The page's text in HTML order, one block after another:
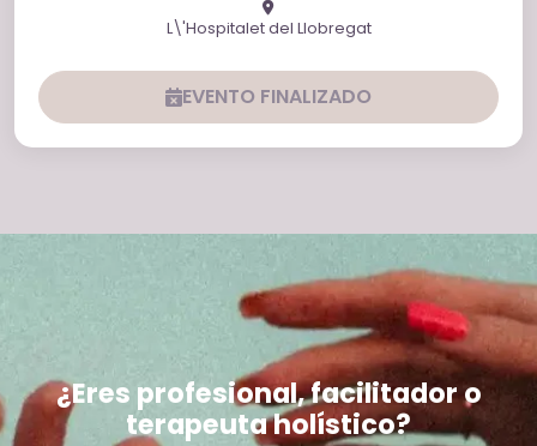
L\'Hospitalet del Llobregat
EVENTO FINALIZADO
¿Eres profesional, facilitador o
terapeuta holístico?